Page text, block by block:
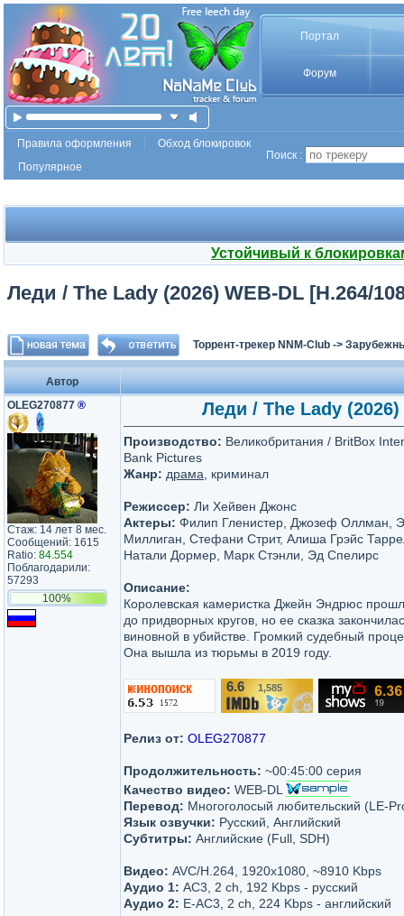
Портал
Форум
Правила оформления
Обход блокировок
Популярное
Поиск :
Устойчивый к
Леди / The Lady (2026) WEB-DL [H.264/
Торрент-трекер NNM-Club ->
Автор
OLEG270877 ®
Стаж: 14 лет 8 мес.
Сообщений: 1615
Ratio: 84.554
Поблагодарили:
57293
100%
Леди / The Lady (2026)
Производство: Великобритания / BritBox
Bank Pictures
Жанр: драма , криминал
Режиссер: Ли Хейвен Джонс
Актеры: Филип Гленистер, Джозеф Оллман,
Миллиган, Стефани Стрит, Алиша Грэйс
Натали Дормер, Марк Стэнли, Эд Спелирс
Описание:
Королевская камеристка Джейн Эндрюс
до придворных кругов, но ее сказка
виновной в убийстве. Громкий судебный
Она вышла из тюрьмы в 2019 году.
6.6 1,585
Релиз от: OLEG270877
Продолжительность: ~00:45:00 серия
Качество видео: WEB-DL
Перевод: Многоголосый любительский (LE-
Язык озвучки: Русский, Английский
Субтитры: Английские (Full, SDH)
Видео: AVC/H.264, 1920x1080, ~8910 Kbps
Аудио 1: AC3, 2 ch, 192 Kbps - русский
Аудио 2: E-AC3, 2 ch, 224 Kbps - английский